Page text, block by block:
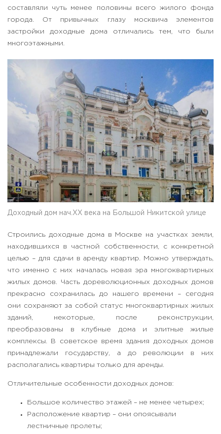
составляли чуть менее половины всего жилого фонда
города. От привычных глазу москвича элементов
застройки доходные дома отличались тем, что были
многоэтажными.
Доходный дом нач.XX века на Большой Никитской улице
Строились доходные дома в Москве на участках земли,
находившихся в частной собственности, с конкретной
целью – для сдачи в аренду квартир. Можно утверждать,
что именно с них началась новая эра многоквартирных
жилых домов. Часть дореволюционных доходных домов
прекрасно сохранилась до нашего времени – сегодня
они сохраняют за собой статус многоквартирных жилых
зданий, некоторые, после реконструкции,
преобразованы в клубные дома и элитные жилые
комплексы. В советское время здания доходных домов
принадлежали государству, а до революции в них
располагались квартиры только для аренды.
Отличительные особенности доходных домов:
Большое количество этажей – не менее четырех;
Расположение квартир – они опоясывали
лестничные пролеты;